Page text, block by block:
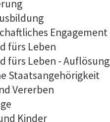
Engagement
fürs Leben
fürs Leben - Auflösung
Staatsangehörigkeit
Vererben
Kinder